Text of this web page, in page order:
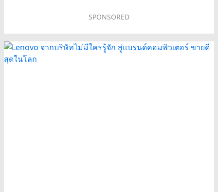
SPONSORED